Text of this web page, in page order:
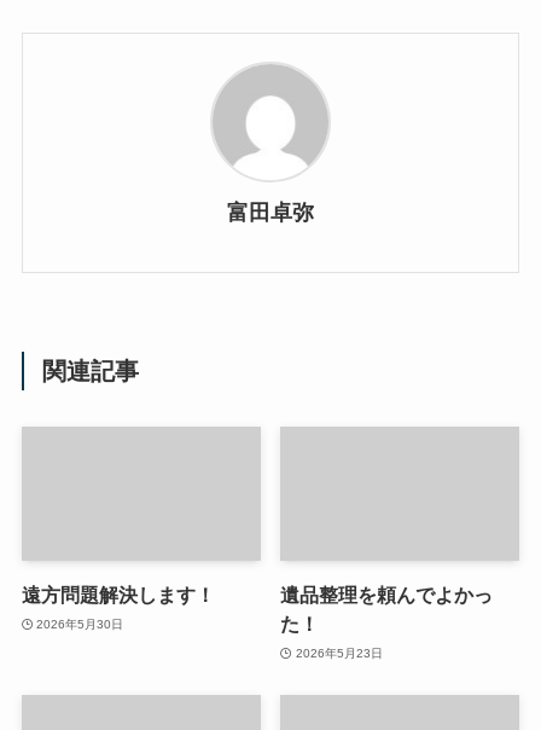
富田卓弥
関連記事
遠方問題解決します！
2026年5月30日
遺品整理を頼んでよかっ
た！
2026年5月23日